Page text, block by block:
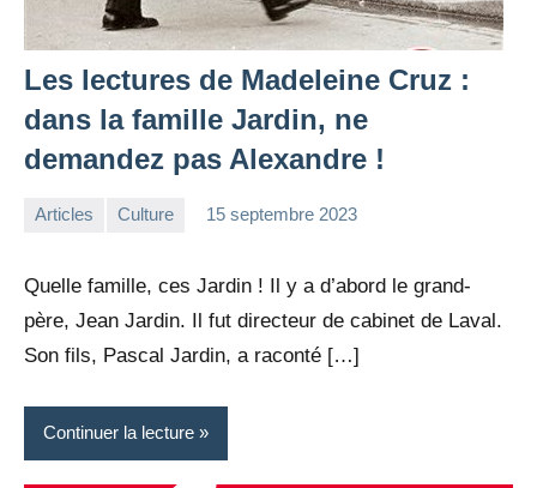
Les lectures de Madeleine Cruz :
dans la famille Jardin, ne
demandez pas Alexandre !
Articles Culture 15 septembre 2023
Quelle famille, ces Jardin ! Il y a d’abord le grand-
père, Jean Jardin. Il fut directeur de cabinet de Laval.
Son fils, Pascal Jardin, a raconté […]
Continuer la lecture